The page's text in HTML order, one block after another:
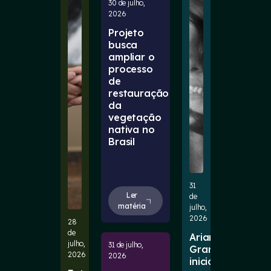
28
de
julho,
2026
30 de julho,
2026
Projeto
busca
ampliar o
processo
de
restauração
da
vegetação
nativa no
Brasil
Ler
matéria
31 de julho,
2026
31
de
julho,
2026
Ariana
Grande
inicia